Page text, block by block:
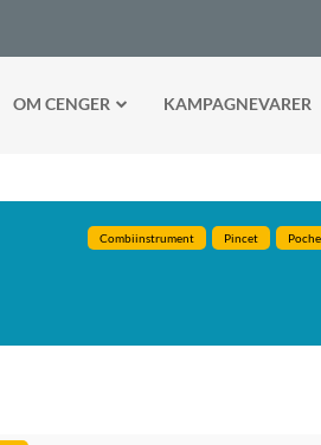
OM CENGER KAMPAGNEVARER
Combiinstrument Pincet